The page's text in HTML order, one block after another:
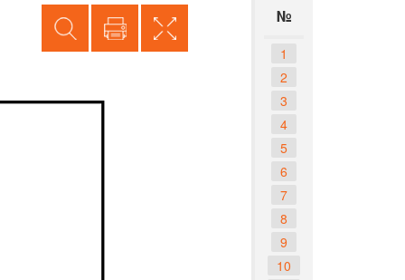
№
1
2
3
4
5
6
7
8
9
10